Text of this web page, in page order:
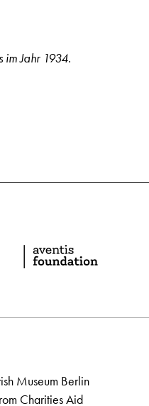
im Jahr 1934.
Museum Berlin
Charities Aid